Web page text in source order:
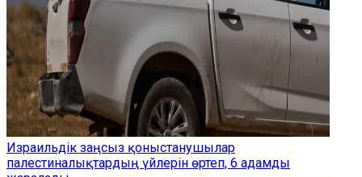
Израильдік заңсыз қоныстанушылар
палестиналықтардың үйлерін өртеп, 6 адамды